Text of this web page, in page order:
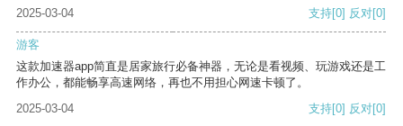
2025-03-04 支持[0] 反对[0]
游客
这款加速器app简直是居家旅行必备神器，无论是看视频、玩游戏还是工
作办公，都能畅享高速网络，再也不用担心网速卡顿了。
2025-03-04
支持[0] 反对[0]